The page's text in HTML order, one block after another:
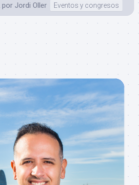
por Jordi Oller Eventos y congresos